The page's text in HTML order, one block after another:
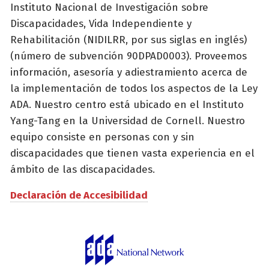
Instituto Nacional de Investigación sobre
Discapacidades, Vida Independiente y
Rehabilitación (NIDILRR, por sus siglas en inglés)
(número de subvención 90DPAD0003). Proveemos
información, asesoría y adiestramiento acerca de
la implementación de todos los aspectos de la Ley
ADA. Nuestro centro está ubicado en el Instituto
Yang-Tang en la Universidad de Cornell. Nuestro
equipo consiste en personas con y sin
discapacidades que tienen vasta experiencia en el
ámbito de las discapacidades.
Declaración de Accesibilidad